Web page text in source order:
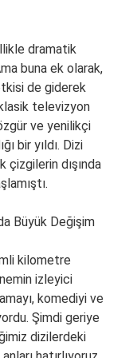
dramatik
buna ek olarak,
de giderek
televizyon
ve yenilikçi
bir yıldı. Dizi
çizgilerin dışında
Büyük Değişim
kilometre
izleyici
komediyi ve
Şimdi geriye
dizilerdeki